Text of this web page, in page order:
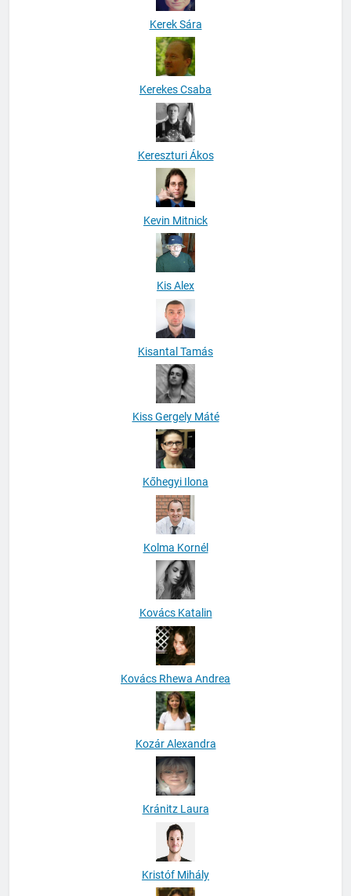
Kerek Sára
Kerekes Csaba
Kereszturi Ákos
Kevin Mitnick
Kis Alex
Kisantal Tamás
Kiss Gergely Máté
Kőhegyi Ilona
Kolma Kornél
Kovács Katalin
Kovács Rhewa Andrea
Kozár Alexandra
Kránitz Laura
Kristóf Mihály